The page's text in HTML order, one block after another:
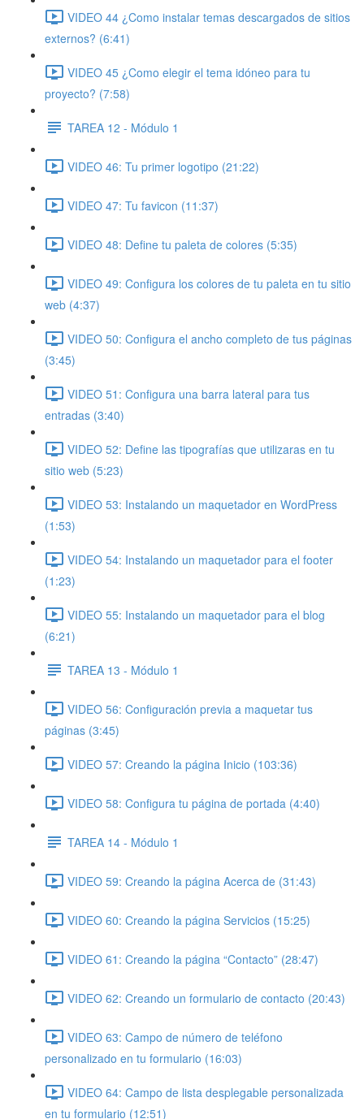
VIDEO 44 ¿Como instalar temas descargados de sitios
externos? (6:41)
VIDEO 45 ¿Como elegir el tema idóneo para tu
proyecto? (7:58)
TAREA 12 - Módulo 1
VIDEO 46: Tu primer logotipo (21:22)
VIDEO 47: Tu favicon (11:37)
VIDEO 48: Define tu paleta de colores (5:35)
VIDEO 49: Configura los colores de tu paleta en tu sitio
web (4:37)
VIDEO 50: Configura el ancho completo de tus páginas
(3:45)
VIDEO 51: Configura una barra lateral para tus
entradas (3:40)
VIDEO 52: Define las tipografías que utilizaras en tu
sitio web (5:23)
VIDEO 53: Instalando un maquetador en WordPress
(1:53)
VIDEO 54: Instalando un maquetador para el footer
(1:23)
VIDEO 55: Instalando un maquetador para el blog
(6:21)
TAREA 13 - Módulo 1
VIDEO 56: Configuración previa a maquetar tus
páginas (3:45)
VIDEO 57: Creando la página Inicio (103:36)
VIDEO 58: Configura tu página de portada (4:40)
TAREA 14 - Módulo 1
VIDEO 59: Creando la página Acerca de (31:43)
VIDEO 60: Creando la página Servicios (15:25)
VIDEO 61: Creando la página “Contacto” (28:47)
VIDEO 62: Creando un formulario de contacto (20:43)
VIDEO 63: Campo de número de teléfono
personalizado en tu formulario (16:03)
VIDEO 64: Campo de lista desplegable personalizada
en tu formulario (12:51)